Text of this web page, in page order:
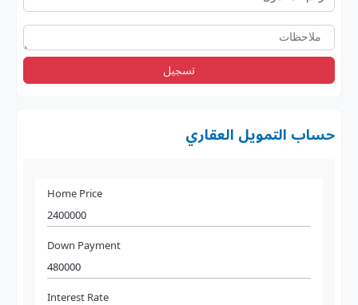
تسجيل
حساب التمويل العقاري
Home Price
Down Payment
Interest Rate